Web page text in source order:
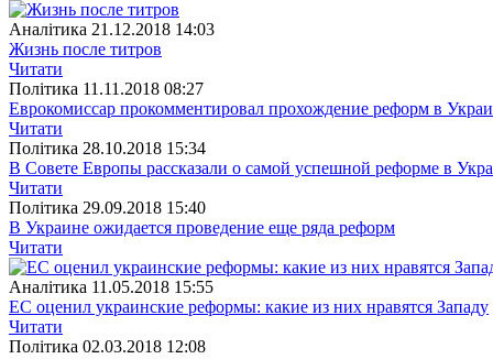
Аналітика 21.12.2018 14:03
Жизнь после титров
Читати
Полiтика 11.11.2018 08:27
Еврокомиссар прокомментировал прохождение реформ в
Читати
Полiтика 28.10.2018 15:34
В Совете Европы рассказали о самой успешной реформе в
Читати
Полiтика 29.09.2018 15:40
В Украине ожидается проведение еще ряда реформ
Читати
Аналітика 11.05.2018 15:55
ЕС оценил украинские реформы: какие из них нравятся Западу
Читати
Полiтика 02.03.2018 12:08